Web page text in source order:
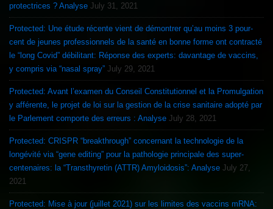
protectrices ? Analyse July 31, 2021
Protected: Une étude récente vient de démontrer qu’au moins 3 pour-
cent de jeunes professionnels de la santé en bonne forme ont contracté
le “long Covid” débilitant: Réponse des experts: davantage de vaccins,
y compris via “nasal spray” July 29, 2021
Protected: Avant l’examen du Conseil Constitutionnel et la Promulgation
y afférente, le projet de loi sur la gestion de la crise sanitaire adopté par
le Parlement comporte des erreurs : Analyse July 28, 2021
Protected: CRISPR “breakthrough” concernant la technologie de la
longévité via “gene editing” pour la pathologie principale des super-
centenaires: la “Transthyretin (ATTR) Amyloidosis”: Analyse July 27,
2021
Protected: Mise à jour (juillet 2021) sur les limites des vaccins mRNA: